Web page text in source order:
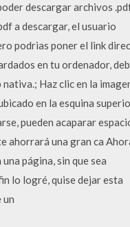
descargar archivos
a descargar, el usuario
podrias poner el link
en tu ordenador,
Haz clic en la
en la esquina
pueden acaparar
ahorrará una gran ca
página, sin que sea
lo logré, quise dejar esta
un